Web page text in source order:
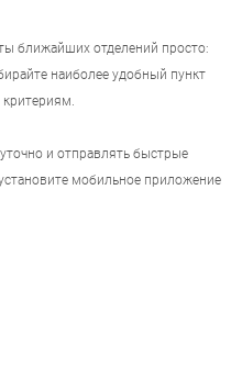
ближайших отделений просто:
наиболее удобный пункт
и отправлять быстрые
мобильное приложение